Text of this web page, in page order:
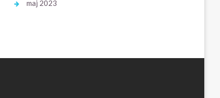
maj 2023